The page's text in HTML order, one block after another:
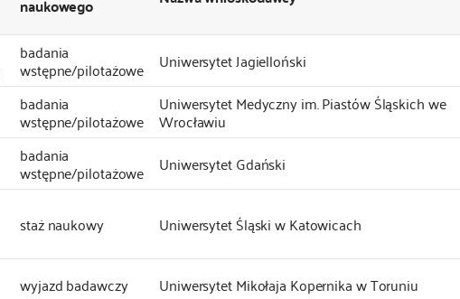
naukowego
badania
wstępne/pilotażowe Uniwersytet Jagielloński
badania
wstępne/pilotażowe
Uniwersytet Medyczny im. Piastów Śląskich we
Wrocławiu
badania
wstępne/pilotażowe Uniwersytet Gdański
staż naukowy Uniwersytet Śląski w Katowicach
wyjazd badawczy Uniwersytet Mikołaja Kopernika w Toruniu